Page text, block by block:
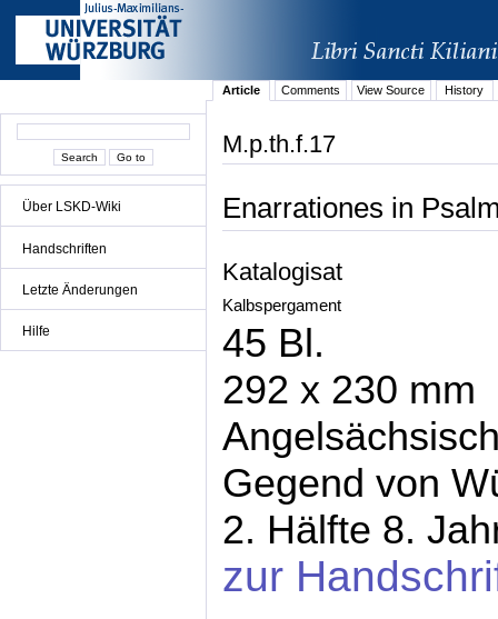
Über LSKD-Wiki
Handschriften
Letzte Änderungen
Hilfe
Article Comments View Source History
M.p.th.f.17
Enarrationes in
Katalogisat
Kalbspergament
45 Bl.
292 x 230 mm
Gegend von
2. Hälfte 8.
zur